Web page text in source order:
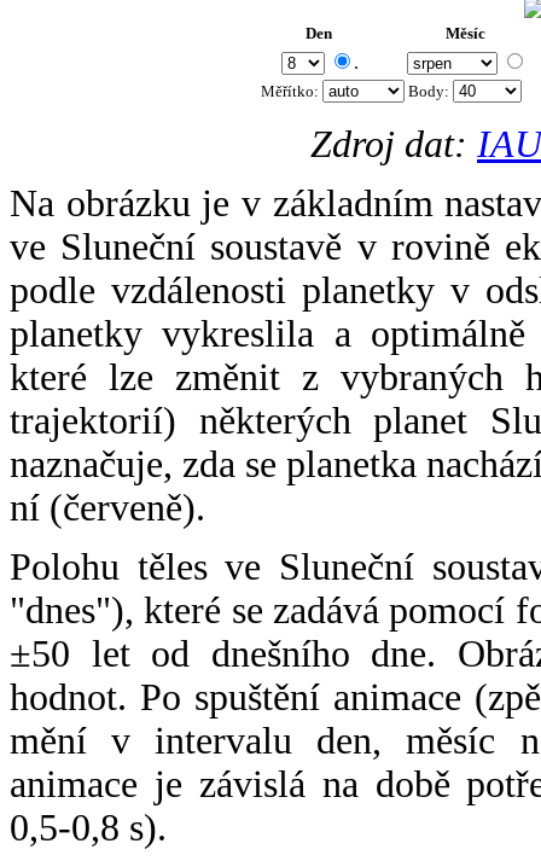
Den Měsíc
.
Měřítko: Body:
Zdroj dat:
Na obrázku je v základním
ve Sluneční soustavě v rovině
podle vzdálenosti planetky v
planetky vykreslila a
které lze změnit z vybraných
trajektorií) některých planet
naznačuje, zda se planetka
ní (červeně).
Polohu těles ve Sluneční
"dnes"), které se zadává pomocí
±50 let od dnešního dne.
hodnot. Po spuštění animace
mění v intervalu den, měsíc
animace je závislá na době
0,5-0,8 s).